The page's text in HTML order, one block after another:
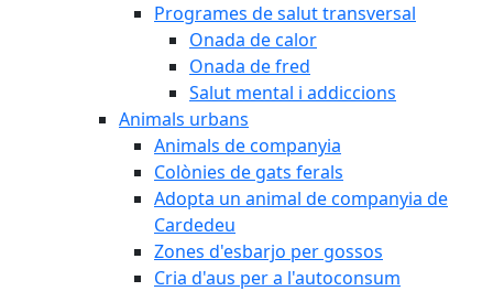
Programes de salut transversal
Onada de calor
Onada de fred
Salut mental i addiccions
Animals urbans
Animals de companyia
Colònies de gats ferals
Adopta un animal de companyia de
Cardedeu
Zones d'esbarjo per gossos
Cria d'aus per a l'autoconsum